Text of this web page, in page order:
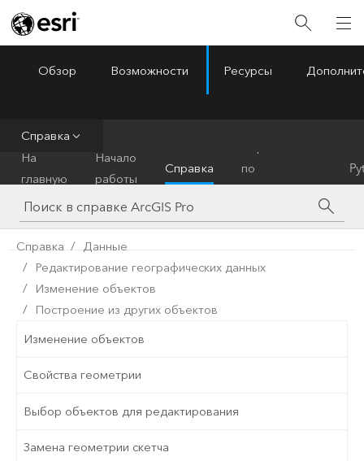
ArcGIS Pro
Обзор Возможности Ресурсы
Справка
На
главную
Начало
работы
Справка
по
инструментам
Справка
Данные
Редактирование географических данных
Изменение объектов
Построение из других объектов
Изменение объектов
Свойства геометрии
Выбор объектов для редактирования
Замена геометрии скетча